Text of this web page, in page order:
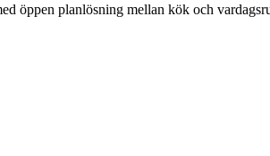
öppen planlösning mellan kök och